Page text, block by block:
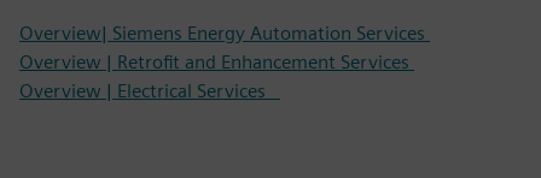
Overview| Siemens Energy Automation Services
Overview | Retrofit and Enhancement Services
Overview | Electrical Services